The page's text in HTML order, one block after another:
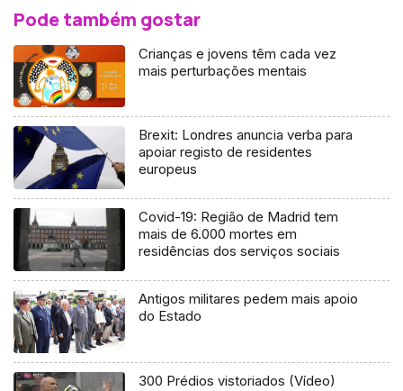
Pode também gostar
Crianças e jovens têm cada vez
mais perturbações mentais
Brexit: Londres anuncia verba para
apoiar registo de residentes
europeus
Covid-19: Região de Madrid tem
mais de 6.000 mortes em
residências dos serviços sociais
Antigos militares pedem mais apoio
do Estado
300 Prédios vistoriados (Vídeo)